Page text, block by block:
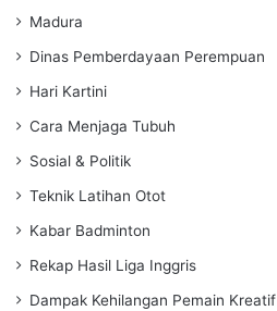
Madura
Dinas Pemberdayaan Perempuan
Hari Kartini
Cara Menjaga Tubuh
Sosial & Politik
Teknik Latihan Otot
Kabar Badminton
Rekap Hasil Liga Inggris
Dampak Kehilangan Pemain Kreatif